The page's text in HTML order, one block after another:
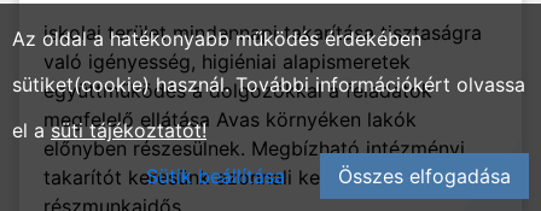
iskolai terület mindennapi takarítása tisztaságra
való igényesség, higiéniai alapismeretek
együttműködés a dolgozókkal a feladatok
megfelelő ellátása Avas környéken lakók
előnyben részesülnek. Megbízható intézményi
takarítót keresünk azonnali kezdéssel, 4 órás
részmunkaidős...
Az oldal a hatékonyabb működés érdekében
sütiket(cookie) használ. További információkért olvassa
el asüti tájékoztatót!
Sütik beállítása
Összes elfogadása